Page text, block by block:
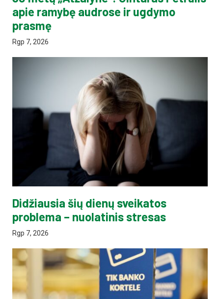
apie ramybę audrose ir ugdymo
prasmę
Rgp 7, 2026
Didžiausia šių dienų sveikatos
problema – nuolatinis stresas
Rgp 7, 2026